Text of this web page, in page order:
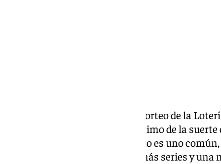
Cada vez queda menos para el sorteo de la
muchas personas tienen su décimo de la
22 de diciembre. Pero este año no es uno
con respecto años anteriores: más series y